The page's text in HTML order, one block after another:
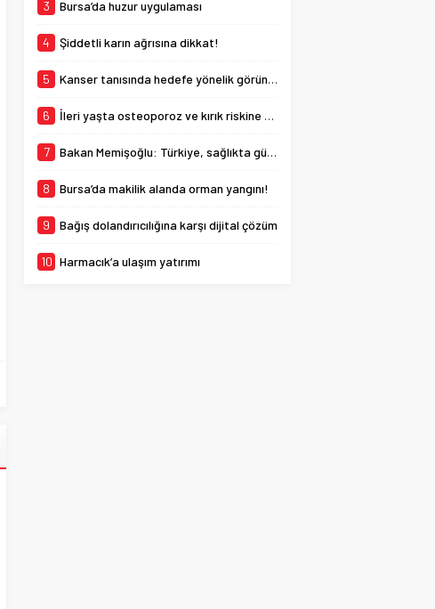
Büyükşehir Belediyesi
3 Bursa’da huzur uygulaması
4 Şiddetli karın ağrısına dikkat!
5 Kanser tanısında hedefe yönelik görüntüleme
6 İleri yaşta osteoporoz ve kırık riskine dikkat
7 Bakan Memişoğlu: Türkiye, sağlıkta güven endeksi yüksek bir ülkedir
8 Bursa’da makilik alanda orman yangını!
9 Bağış dolandırıcılığına karşı dijital çözüm
10 Harmacık’a ulaşım yatırımı